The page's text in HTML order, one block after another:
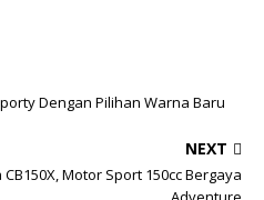
Dengan Pilihan Warna Baru
NEXT
Motor Sport 150cc Bergaya